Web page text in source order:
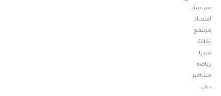
سياسة
اقتصاد
مجتمع
ثقافة
ميديا
رياضة
مشاهير
دولي